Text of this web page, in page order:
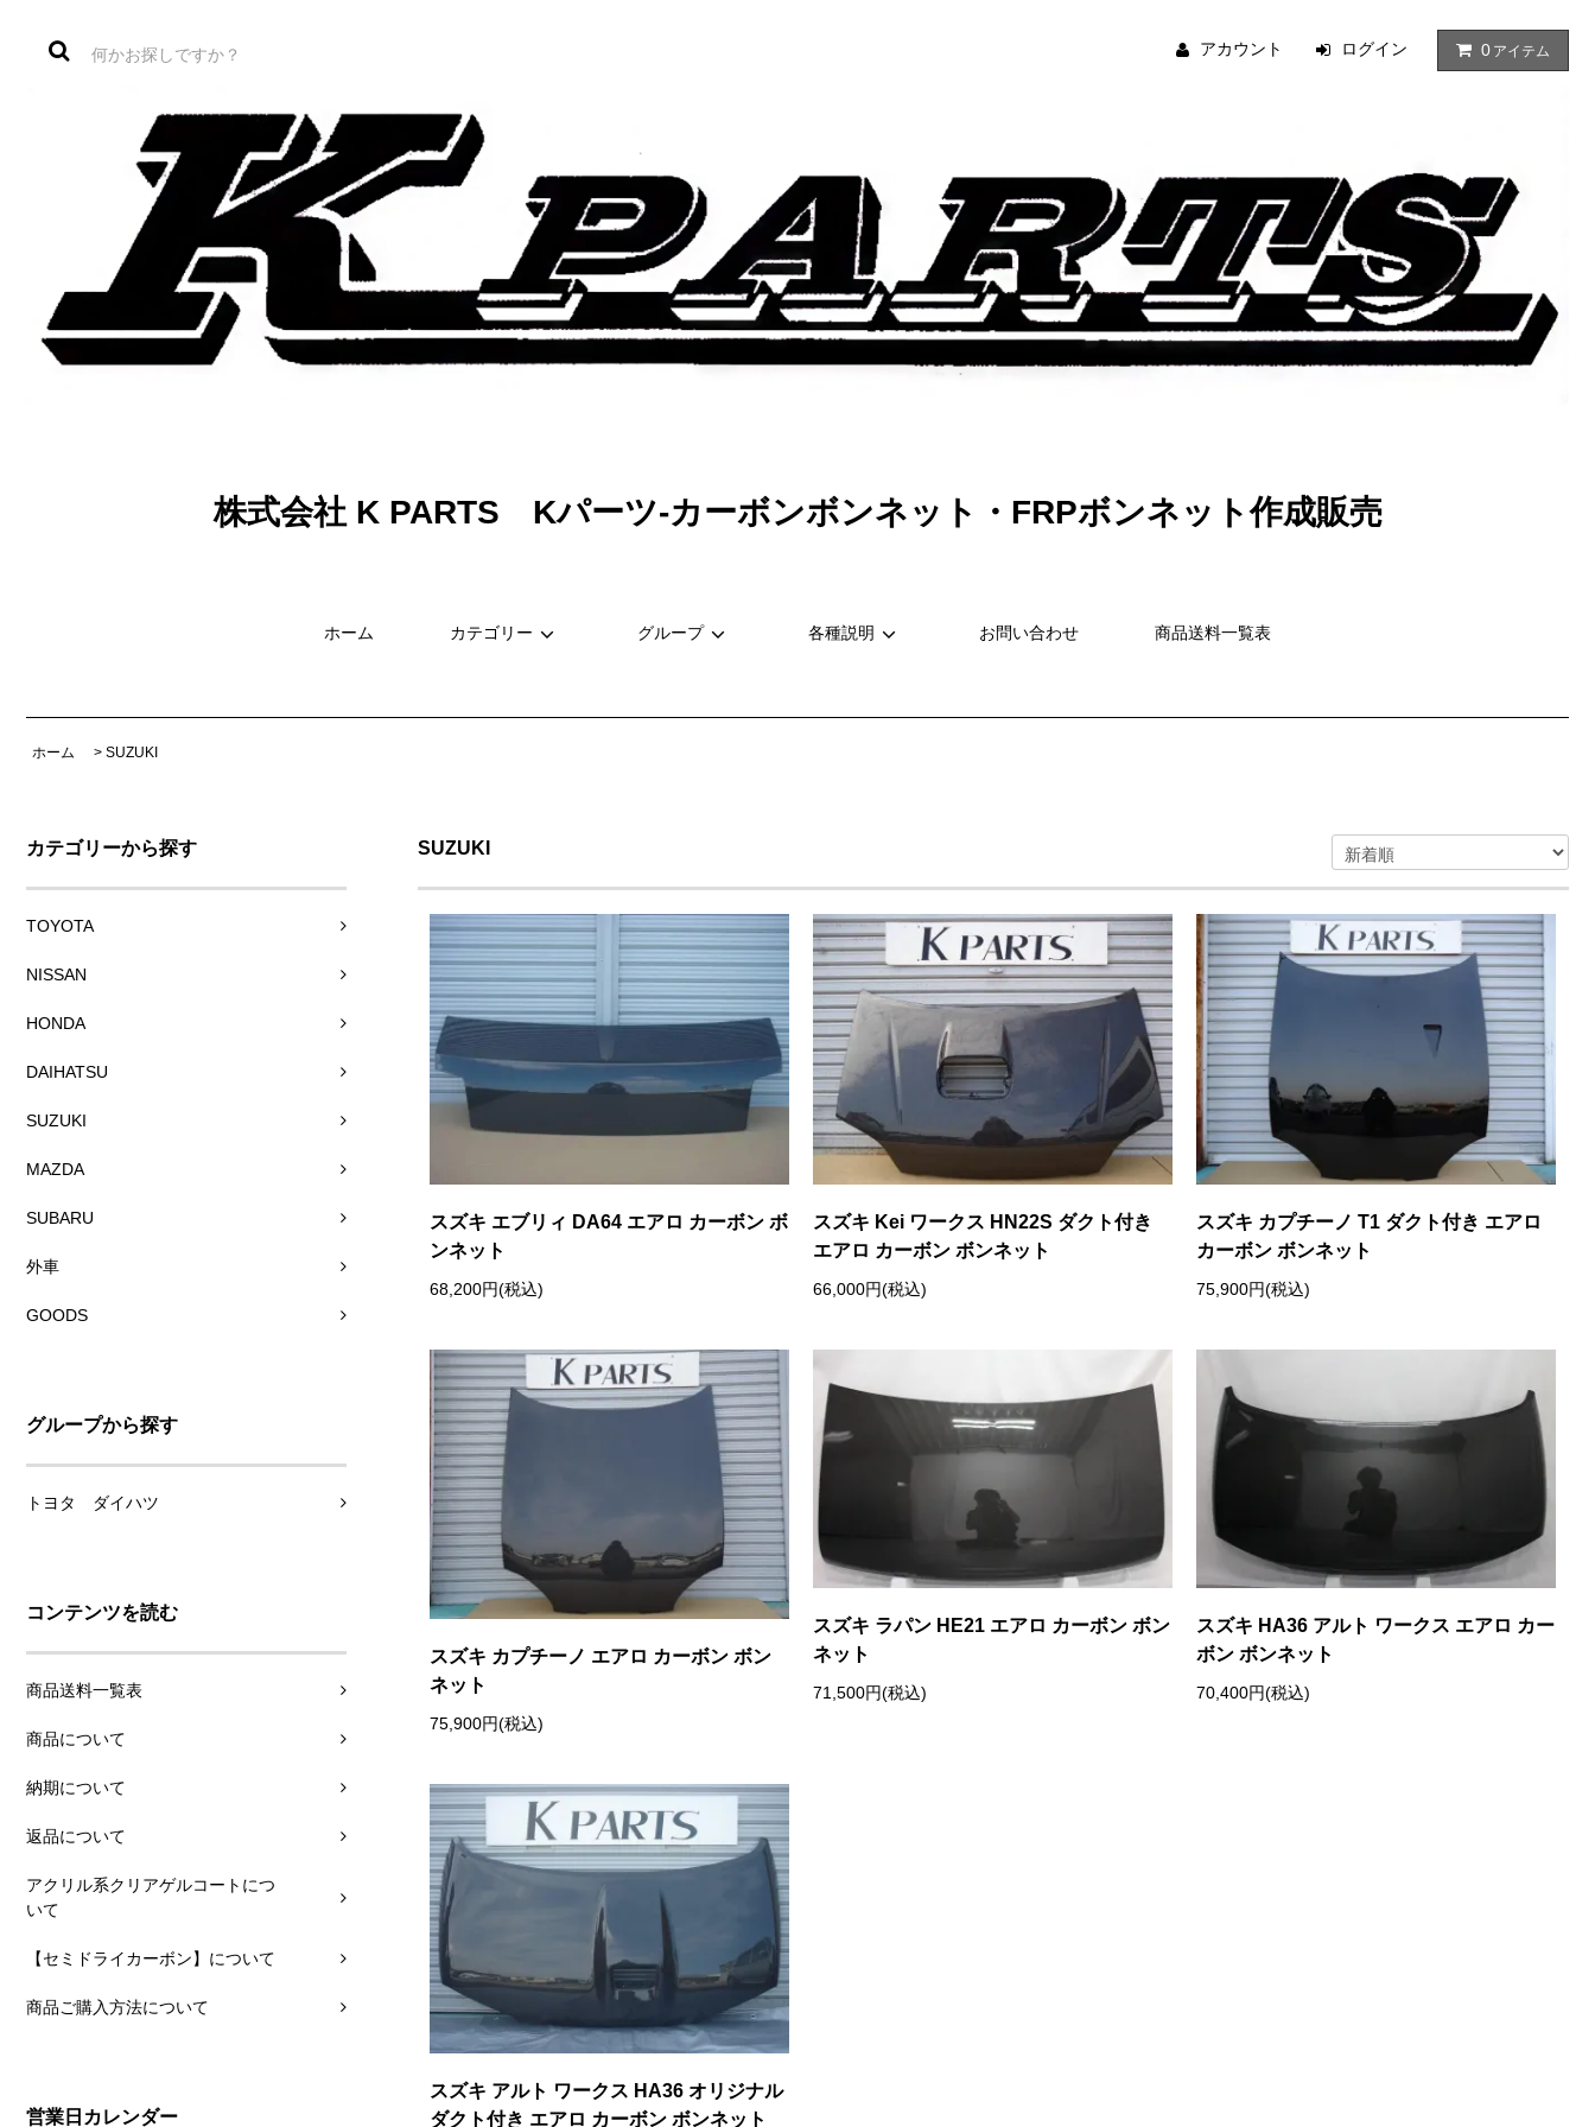
アカウント ログイン 0 アイテム
株式会社 K PARTS Kパーツ-カーボンボンネット・FRPボンネット作成販売
ホーム カテゴリー グループ 各種説明 お問い合わせ 商品送料一覧表
ホーム > SUZUKI
カテゴリーから探す
TOYOTA
NISSAN
HONDA
DAIHATSU
SUZUKI
MAZDA
SUBARU
外車
GOODS
グループから探す
トヨタ ダイハツ
コンテンツを読む
商品送料一覧表
商品について
納期について
返品について
アクリル系クリアゲルコートにつ
いて
【セミドライカーボン】について
商品ご購入方法について
営業日カレンダー
SUZUKI
スズキ エブリィ DA64 エアロ カーボン ボ
ンネット
68,200円(税込)
スズキ Kei ワークス HN22S ダクト付き
エアロ カーボン ボンネット
66,000円(税込)
スズキ カプチーノ T1 ダクト付き エアロ
カーボン ボンネット
75,900円(税込)
スズキ カプチーノ エアロ カーボン ボン
ネット
75,900円(税込)
スズキ ラパン HE21 エアロ カーボン ボン
ネット
71,500円(税込)
スズキ HA36 アルト ワークス エアロ カー
ボン ボンネット
70,400円(税込)
スズキ アルト ワークス HA36 オリジナル
ダクト付き エアロ カーボン ボンネット